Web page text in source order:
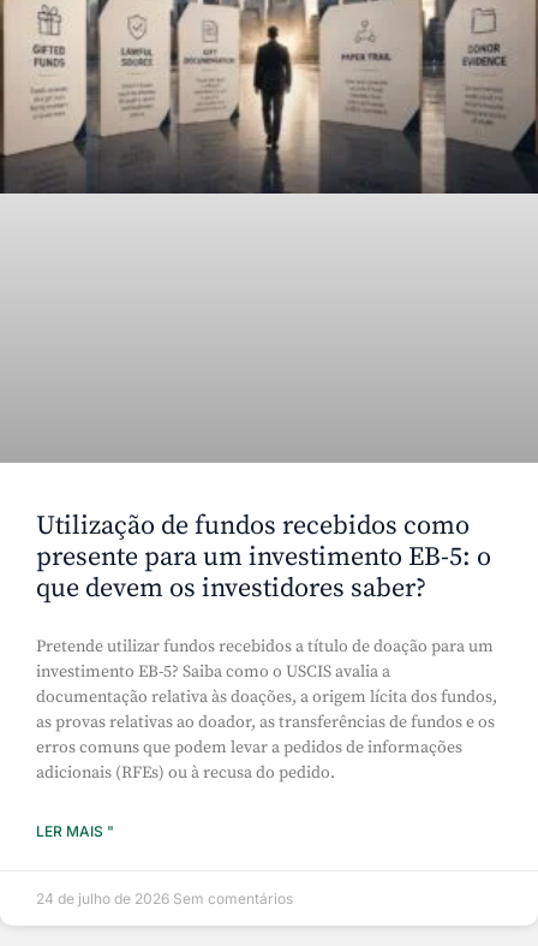
Utilização de fundos recebidos como
presente para um investimento EB-5: o
que devem os investidores saber?
Pretende utilizar fundos recebidos a título de doação para um
investimento EB-5? Saiba como o USCIS avalia a
documentação relativa às doações, a origem lícita dos fundos,
as provas relativas ao doador, as transferências de fundos e os
erros comuns que podem levar a pedidos de informações
adicionais (RFEs) ou à recusa do pedido.
LER MAIS "
24 de julho de 2026 Sem comentários